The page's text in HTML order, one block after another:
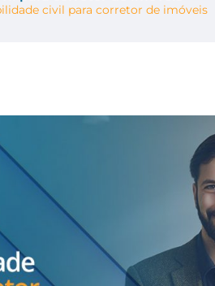
civil para corretor de imóveis